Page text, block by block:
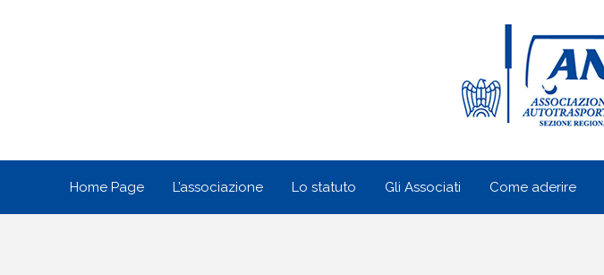
Home Page L’associazione Lo statuto Gli Associati Come aderire